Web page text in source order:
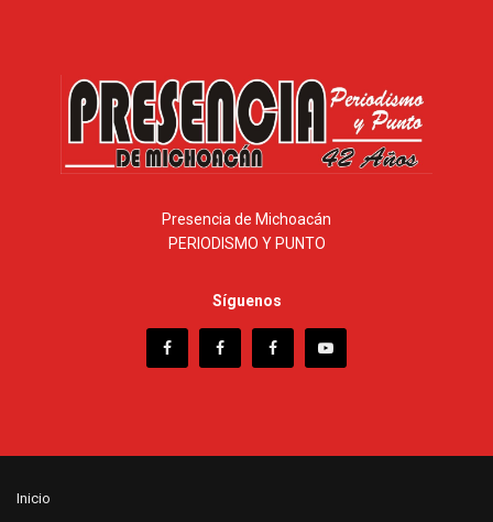
Presencia de Michoacán
PERIODISMO Y PUNTO
Síguenos
Inicio